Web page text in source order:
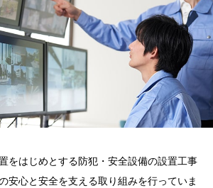
をはじめとする防犯・安全設備の設置工事
安心と安全を支える取り組みを行っていま